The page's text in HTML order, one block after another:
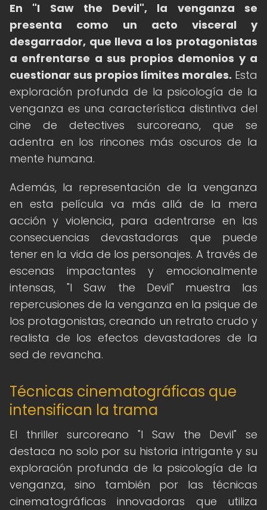
En "I Saw the Devil", la venganza se
presenta como un acto visceral y
desgarrador, que lleva a los protagonistas
a enfrentarse a sus propios demonios y a
cuestionar sus propios límites morales. Esta
exploración profunda de la psicología de la
venganza es una característica distintiva del
cine de detectives surcoreano, que se
adentra en los rincones más oscuros de la
mente humana.
Además, la representación de la venganza
en esta película va más allá de la mera
acción y violencia, para adentrarse en las
consecuencias devastadoras que puede
tener en la vida de los personajes. A través de
escenas impactantes y emocionalmente
intensas, "I Saw the Devil" muestra las
repercusiones de la venganza en la psique de
los protagonistas, creando un retrato crudo y
realista de los efectos devastadores de la
sed de revancha.
Técnicas cinematográficas que
intensifican la trama
El thriller surcoreano "I Saw the Devil" se
destaca no solo por su historia intrigante y su
exploración profunda de la psicología de la
venganza, sino también por las técnicas
cinematográficas innovadoras que utiliza